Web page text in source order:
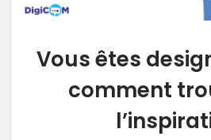
Vous êtes
comment